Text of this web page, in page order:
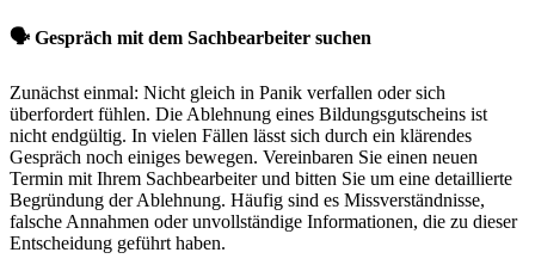
🗣 Gespräch mit dem Sachbearbeiter suchen
Zunächst einmal: Nicht gleich in Panik verfallen oder sich
überfordert fühlen. Die Ablehnung eines Bildungsgutscheins ist
nicht endgültig. In vielen Fällen lässt sich durch ein klärendes
Gespräch noch einiges bewegen. Vereinbaren Sie einen neuen
Termin mit Ihrem Sachbearbeiter und bitten Sie um eine detaillierte
Begründung der Ablehnung. Häufig sind es Missverständnisse,
falsche Annahmen oder unvollständige Informationen, die zu dieser
Entscheidung geführt haben.